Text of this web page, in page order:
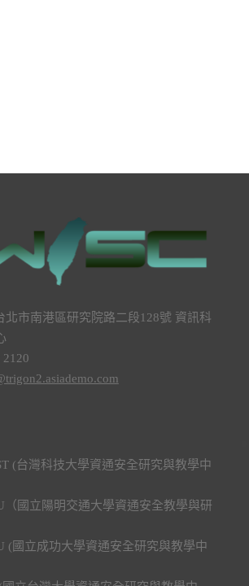
北市南港區研究院路二段128號 資訊科
2120
(台灣科技大學資通安全研究與教學中
（國立陽明交通大學資通安全教學與研
(國立成功大學資通安全研究與教學中